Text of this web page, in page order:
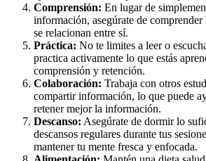
Comprensión: En lugar de
información, asegúrate de
se relacionan entre sí.
Práctica: No te limites a leer o
practica activamente lo que estás
comprensión y retención.
Colaboración: Trabaja con otros
compartir información, lo que puede
retener mejor la información.
Descanso: Asegúrate de dormir lo
descansos regulares durante tus
mantener tu mente fresca y enfocada.